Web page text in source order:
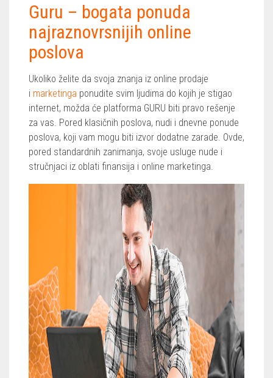
Guru – bogata ponuda
najraznovrsnijih online
poslova
Ukoliko želite da svoja znanja iz online prodaje
i marketinga ponudite svim ljudima do kojih je stigao
internet, možda će platforma GURU biti pravo rešenje
za vas. Pored klasičnih poslova, nudi i dnevne ponude
poslova, koji vam mogu biti izvor dodatne zarade. Ovde,
pored standardnih zanimanja, svoje usluge nude i
stručnjaci iz oblati finansija i online marketinga.